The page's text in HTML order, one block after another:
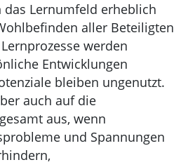
das Lernumfeld erheblich
aller Beteiligten
werden
Entwicklungen
bleiben ungenutzt.
auch auf die
aus, wenn
und Spannungen